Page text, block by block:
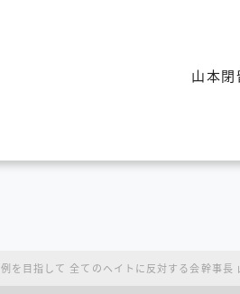
山本閉
を目指して 全てのヘイトに反対する会幹事長